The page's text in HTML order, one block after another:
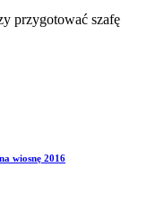
przygotować szafę
wiosnę 2016